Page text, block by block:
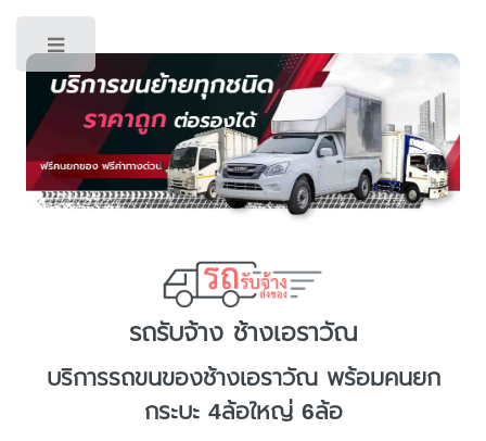
รถรับจ้าง ช้างเอราวัณ
บริการรถขนของช้างเอราวัณพร้อมคนยก
กระบะ 4ล้อใหญ่ 6ล้อ
Toggle